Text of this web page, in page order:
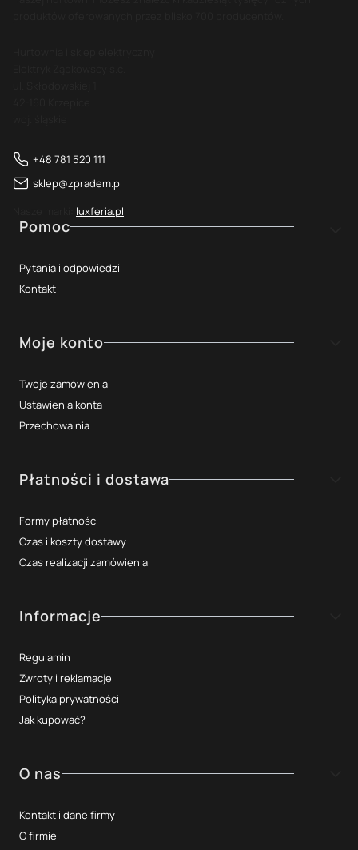
+48 781 520 111
sklep@zpradem.pl
luxferia.pl
Linki w stopce
Pomoc
Pytania i odpowiedzi
Kontakt
Moje konto
Twoje zamówienia
Ustawienia konta
Przechowalnia
Płatności i dostawa
Formy płatności
Czas i koszty dostawy
Czas realizacji zamówienia
Informacje
Regulamin
Zwroty i reklamacje
Polityka prywatności
Jak kupować?
O nas
Kontakt i dane firmy
O firmie